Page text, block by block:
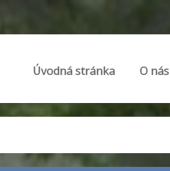
Úvodná stránka O nás